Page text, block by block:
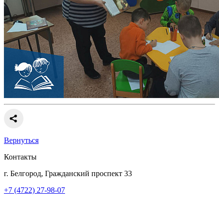
Вернуться
Контакты
г. Белгород, Гражданский проспект 33
+7 (4722) 27-98-07